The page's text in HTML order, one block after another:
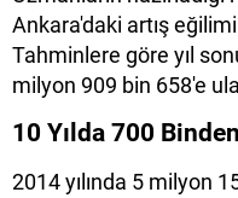
Ankara'daki artış
Tahminlere göre yıl
milyon 909 bin 658'e
10 Yılda 700
2014 yılında 5 milyon